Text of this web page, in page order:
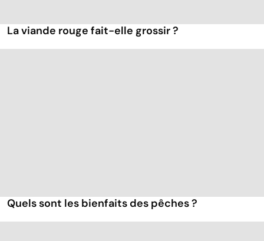
La viande rouge fait-elle grossir ?
Quels sont les bienfaits des pêches ?